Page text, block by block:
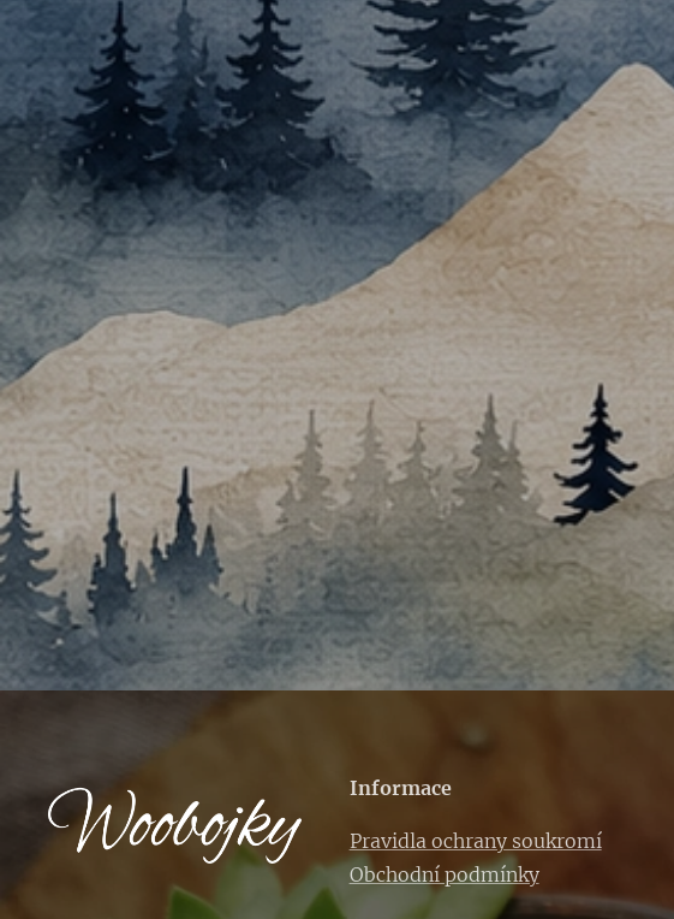
Informace
Pravidla ochrany soukromí
Obchodní podmínky